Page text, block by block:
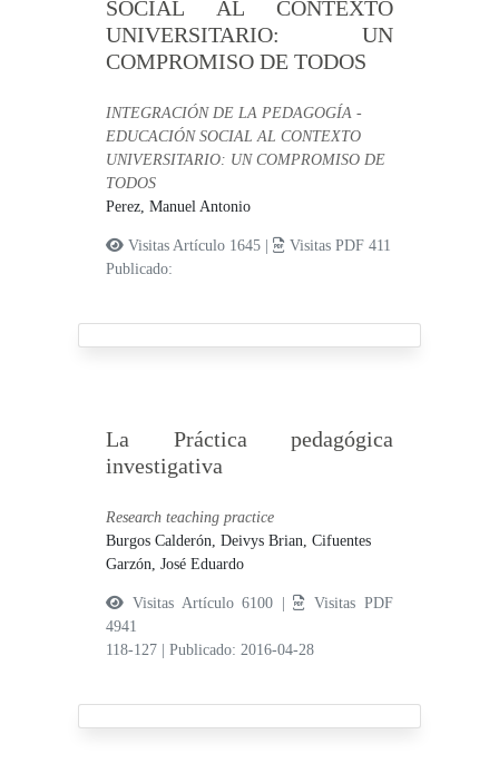
SOCIAL AL CONTEXTO
UNIVERSITARIO: UN
COMPROMISO DE TODOS
INTEGRACIÓN DE LA PEDAGOGÍA -
EDUCACIÓN SOCIAL AL CONTEXTO
UNIVERSITARIO: UN COMPROMISO DE
TODOS
Perez, Manuel Antonio
Visitas Artículo 1645 |
Visitas PDF 411
Publicado:
La Práctica pedagógica
investigativa
Research teaching practice
Burgos Calderón, Deivys Brian,Cifuentes
Garzón, José Eduardo
Visitas Artículo 6100 |
Visitas PDF
4941
118-127
|Publicado: 2016-04-28